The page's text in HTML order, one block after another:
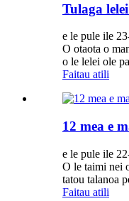
Tulaga
e le pule ile
O otaota o
o le lelei ole
Faitau atili
12 mea e
e le pule ile
O le taimi nei
tatou talanoa
Faitau atili